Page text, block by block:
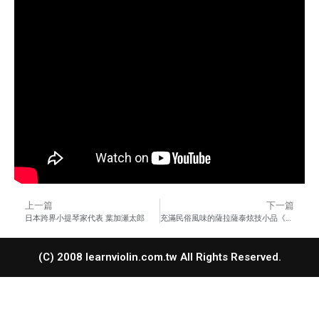
上一篇
日本跨界小提琴家代表 葉加瀬太郎
下一篇
充滿民俗風味的薩拉薩泰炫技小品《巴斯克隨想曲》
(C) 2008 learnviolin.com.tw All Rights Reserved.